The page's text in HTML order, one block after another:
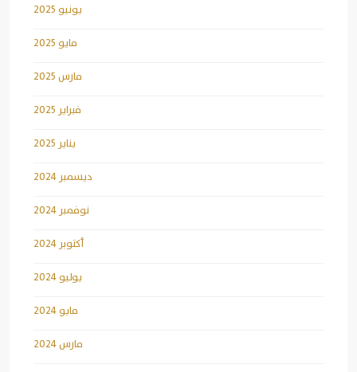
يونيو 2025
مايو 2025
مارس 2025
فبراير 2025
يناير 2025
ديسمبر 2024
نوفمبر 2024
أكتوبر 2024
يوليو 2024
مايو 2024
مارس 2024